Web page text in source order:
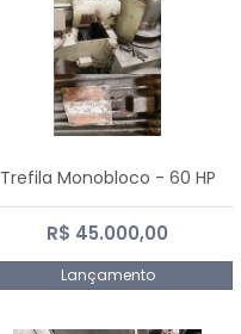
Trefila Monobloco - 60 HP
R$ 45.000,00
Lançamento